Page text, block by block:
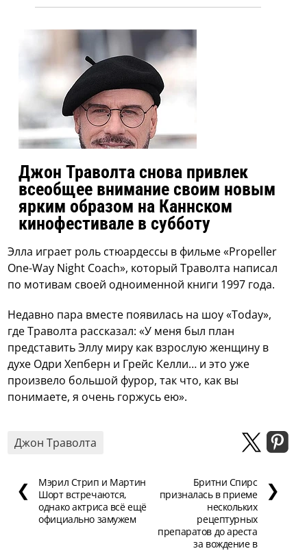
Джон Траволта снова привлек
всеобщее внимание своим новым
ярким образом на Каннском
кинофестивале в субботу
Элла играет роль стюардессы в фильме «Propeller
One-Way Night Coach», который Траволта написал
по мотивам своей одноименной книги 1997 года.
Недавно пара вместе появилась на шоу «Today»,
где Траволта рассказал: «У меня был план
представить Эллу миру как взрослую женщину в
духе Одри Хепберн и Грейс Келли… и это уже
произвело большой фурор, так что, как вы
понимаете, я очень горжусь ею».
Джон Траволта
❮
Мэрил Стрип и Мартин
Шорт встречаются,
однако актриса всё ещё
официально замужем
Бритни Спирс
призналась в приеме
нескольких
рецептурных
препаратов до ареста
за вождение в
❯